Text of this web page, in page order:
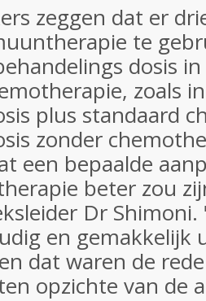
zeggen dat er
te
dosis
zoals
plus standaard
zonder
een bepaalde
beter zou
Dr Shimoni.
en gemakkelijk
dat waren de
opzichte van de